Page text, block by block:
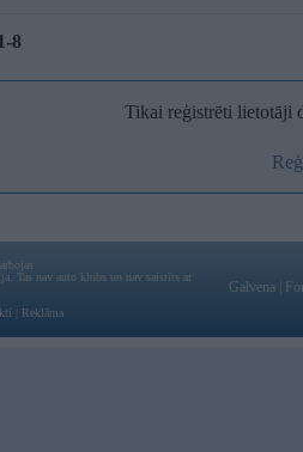
8
Tikai reģistrēti lietotāji
Tas nav auto klubs un nav saistīts ar
Reklāma
Galvena